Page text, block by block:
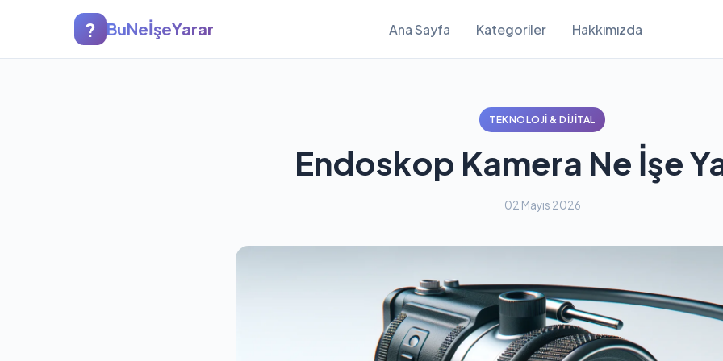
? BuNeİşeYarar Ana Sayfa Kategoriler Hakkımızda
TEKNOLOJI & DIJITAL
Endoskop Kamera Ne İşe
02 Mayıs 2026